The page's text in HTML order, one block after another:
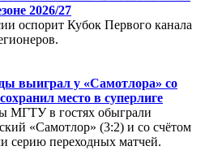
2026/27
оспорит Кубок Первого канала
выиграл у «Самотлора» со
место в суперлиге
МГТУ в гостях обыграли
«Самотлор» (3:2) и со счётом
серию переходных матчей.